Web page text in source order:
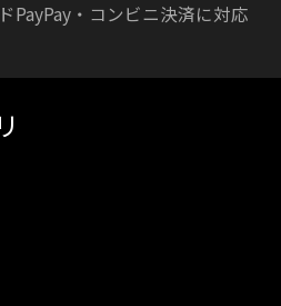
PayPay・コンビニ決済に対応